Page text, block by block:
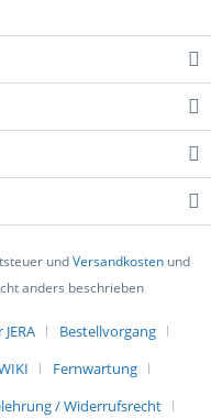
undVersandkostenund
anders beschrieben
Bestellvorgang
Fernwartung
/ Widerrufsrecht